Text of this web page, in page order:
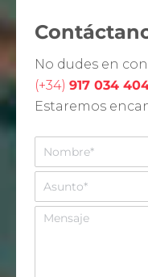
No dudes en
(+34) 917 034
Estaremos
m
r
uM